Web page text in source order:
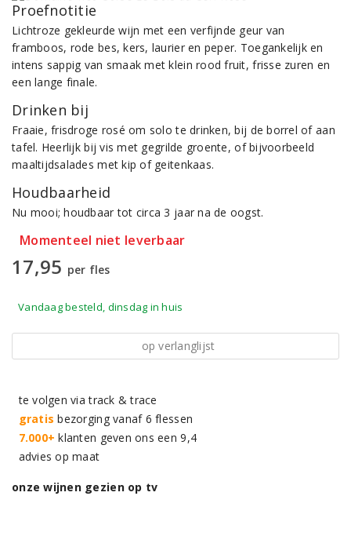
Proefnotitie
Lichtroze gekleurde wijn met een verfijnde geur van
framboos, rode bes, kers, laurier en peper. Toegankelijk en
intens sappig van smaak met klein rood fruit, frisse zuren en
een lange finale.
Drinken bij
Fraaie, frisdroge rosé om solo te drinken, bij de borrel of aan
tafel. Heerlijk bij vis met gegrilde groente, of bijvoorbeeld
maaltijdsalades met kip of geitenkaas.
Houdbaarheid
Nu mooi; houdbaar tot circa 3 jaar na de oogst.
Momenteel niet leverbaar
17,95 per fles
Vandaag besteld, dinsdag in huis
op verlanglijst
te volgen via track & trace
gratis bezorging vanaf 6 flessen
7.000+ klanten geven ons een 9,4
advies op maat
onze wijnen gezien op tv